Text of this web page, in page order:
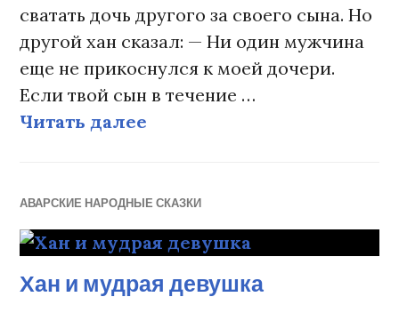
сватать дочь другого за своего сына. Но
другой хан сказал: — Ни один мужчина
еще не прикоснулся к моей дочери.
Если твой сын в течение …
Читать далее
АВАРСКИЕ НАРОДНЫЕ СКАЗКИ
Хан и мудрая девушка